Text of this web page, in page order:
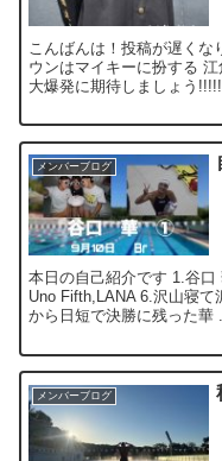
こんばんは！投稿が遅くな
ウンはマイキーに扮する
大爆発に期待しましょう
メンバーブログ
本日の自己紹介です 1.谷
Uno Fifth,LANA 6.沢山寝て
から日短で決勝に残った華
メンバーブログ